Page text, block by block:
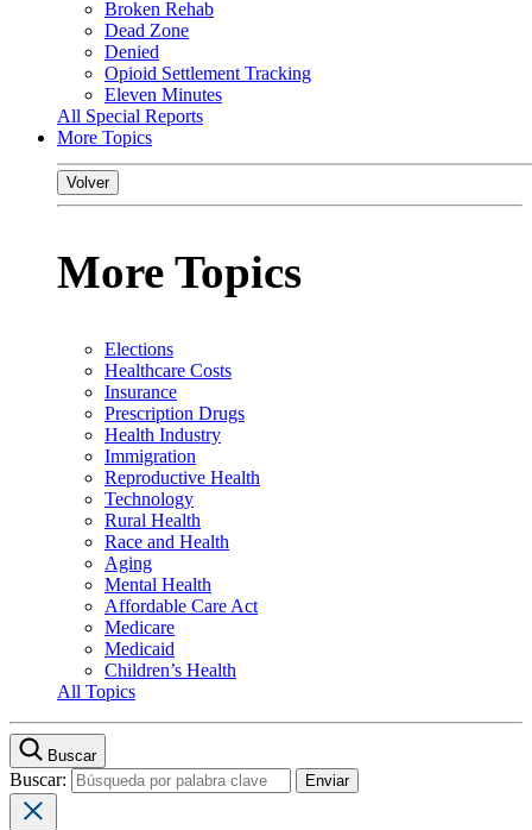
Broken Rehab
Dead Zone
Denied
Opioid Settlement Tracking
Eleven Minutes
All Special Reports
More Topics
Volver
More Topics
Elections
Healthcare Costs
Insurance
Prescription Drugs
Health Industry
Immigration
Reproductive Health
Technology
Rural Health
Race and Health
Aging
Mental Health
Affordable Care Act
Medicare
Medicaid
Children’s Health
All Topics
Buscar
Buscar: